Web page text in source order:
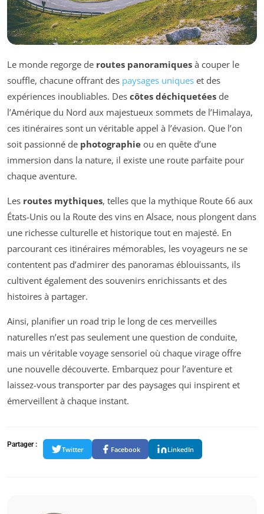
Le monde regorge de routes panoramiques à couper le
souffle, chacune offrant des paysages uniques et des
expériences inoubliables. Des côtes déchiquetées de
l’Amérique du Nord aux majestueux sommets de l’Himalaya,
ces itinéraires sont un véritable appel à l’évasion. Que l’on
soit passionné de photographie ou en quête d’une
immersion dans la nature, il existe une route parfaite pour
chaque aventure.
Les routes mythiques, telles que la mythique Route 66 aux
États-Unis ou la Route des vins en Alsace, nous plongent dans
une richesse culturelle et historique tout en majesté. En
parcourant ces itinéraires mémorables, les voyageurs ne se
contentent pas d’admirer des panoramas éblouissants, ils
cultivent également des souvenirs enrichissants et des
histoires à partager.
Ainsi, planifier un road trip le long de ces merveilles
naturelles n’est pas seulement une question de conduite,
mais un véritable voyage sensoriel où chaque virage offre
une nouvelle découverte. Embarquez pour l’aventure et
laissez-vous transporter par des paysages qui inspirent et
émerveillent à chaque instant.
Partager :
Twitter Facebook LinkedIn